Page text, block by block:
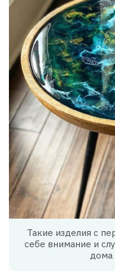
Такие изделия с
себе внимание и
дома